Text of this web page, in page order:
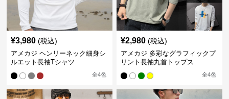
¥3,980 (税込)
アメカジ ヘンリーネック細身シ
ルエット長袖Tシャツ
全4色
¥2,980 (税込)
アメカジ 多彩なグラフィックプ
リント長袖丸首トップス
全4色